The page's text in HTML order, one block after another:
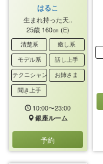
はるこ
生まれ持った天..
25歳 160㎝ (E)
清楚系 癒し系
モデル系 話し上手
テクニシャン お姉さま
聞き上手
10:00〜23:00
銀座ルーム
予約